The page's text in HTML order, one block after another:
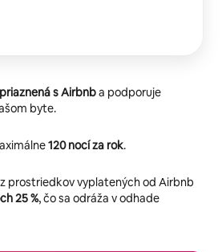
s Airbnba podporuje
byte.
120 nocí za rok.
prostriedkov vyplatených od Airbnb
25 %, čo sa odráža v odhade